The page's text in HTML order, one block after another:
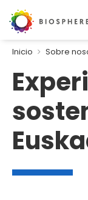
Inicio Sobre